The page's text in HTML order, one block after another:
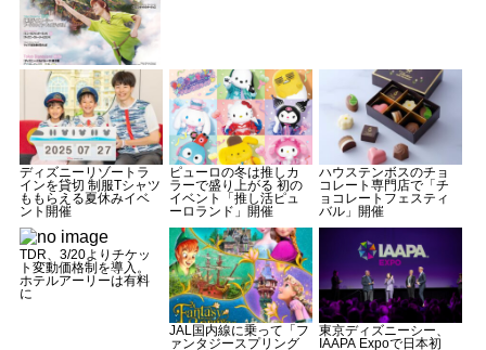
ディズニーリゾートラ
インを貸切 制服Tシャツ
ももらえる夏休みイベ
ント開催
ピューロの冬は推しカ
ラーで盛り上がる 初の
イベント「推し活ピュ
ーロランド」開催
ハウステンボスのチョ
コレート専門店で「チ
ョコレートフェスティ
バル」開催
TDR、3/20よりチケッ
ト変動価格制を導入。
ホテルアーリーは有料
に
JAL国内線に乗って「フ
ァンタジースプリング
東京ディズニーシー、
IAAPA Expoで日本初